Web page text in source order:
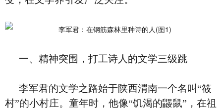
一、精神突围，打工诗人的文学三级跳
李军君的文学之路始于陕西渭南一个名叫“筱
村”的小村庄。童年时，他像“饥渴的鼹鼠”，在祖